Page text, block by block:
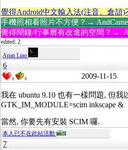
覺得Android中文輸入法(注音、倉頡
手機照相看照片不方便？→
覺得鬧鐘/行事曆有改進的空間？→
edited: 2
Apan Liao
6
0 0 2009-11-15
我在 ubuntu 9.10 也有一樣問題, 但我
GTK_IM_MODULE=scim inkscape &
當然, 你要先有安裝 SCIM 囉.
本人已不在此站活動
7